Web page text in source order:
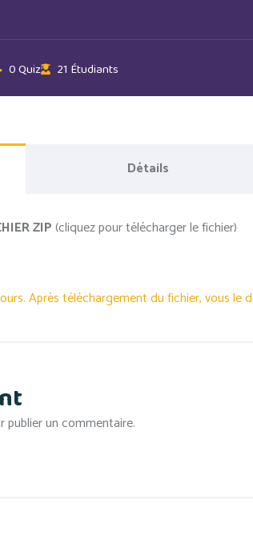
0 Quiz 21 Étudiants
Détails
ZIP(cliquez pour télécharger le fichier)
Après téléchargement du fichier, vous
publier un commentaire.